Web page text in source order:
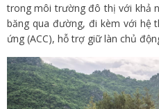
trong môi trường đô thị với khả
băng qua đường, đi kèm với hệ
ứng (ACC), hỗ trợ giữ làn chủ